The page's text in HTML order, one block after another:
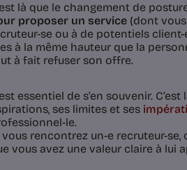
là que le changement de
proposer un service (dont
se ou à de potentiels
à la même hauteur que la
à fait refuser son offre.
essentiel de s’en souvenir.
ses limites et ses
le.
vous rencontrez un-e recruteur-se,
vous avez une valeur claire à lui